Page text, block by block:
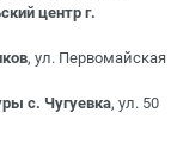
центр г.
, ул. Первомайская
с. Чугуевка, ул. 50